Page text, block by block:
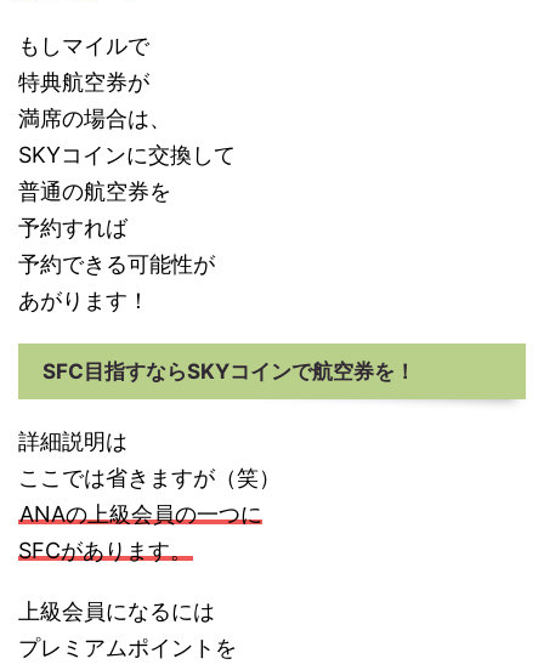
もしマイルで
特典航空券が
満席の場合は、
SKYコインに交換して
普通の航空券を
予約すれば
予約できる可能性が
あがります！
SFC目指すならSKYコインで航空券を！
詳細説明は
ここでは省きますが（笑）
ANAの上級会員の一つに
SFCがあります。
上級会員になるには
プレミアムポイントを